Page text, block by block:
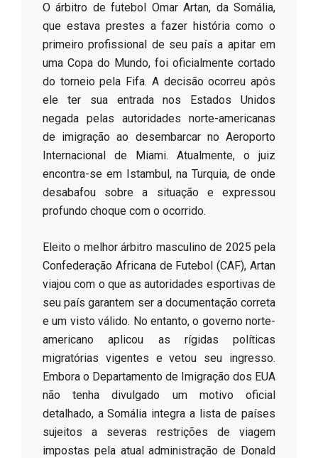
​O árbitro de futebol Omar Artan, da Somália,
que estava prestes a fazer história como o
primeiro profissional de seu país a apitar em
uma Copa do Mundo, foi oficialmente cortado
do torneio pela Fifa. A decisão ocorreu após
ele ter sua entrada nos Estados Unidos
negada pelas autoridades norte-americanas
de imigração ao desembarcar no Aeroporto
Internacional de Miami. Atualmente, o juiz
encontra-se em Istambul, na Turquia, de onde
desabafou sobre a situação e expressou
profundo choque com o ocorrido.
​Eleito o melhor árbitro masculino de 2025 pela
Confederação Africana de Futebol (CAF), Artan
viajou com o que as autoridades esportivas de
seu país garantem ser a documentação correta
e um visto válido. No entanto, o governo norte-
americano aplicou as rígidas políticas
migratórias vigentes e vetou seu ingresso.
Embora o Departamento de Imigração dos EUA
não tenha divulgado um motivo oficial
detalhado, a Somália integra a lista de países
sujeitos a severas restrições de viagem
impostas pela atual administração de Donald